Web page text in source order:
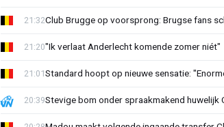
Club Brugge op voorsprong: Brugse fans
21:32
"Ik verlaat Anderlecht komende zomer niét"
21:20
Standard hoopt op nieuwe sensatie:
21:01
Stevige bom onder spraakmakend huwelijk
20:39